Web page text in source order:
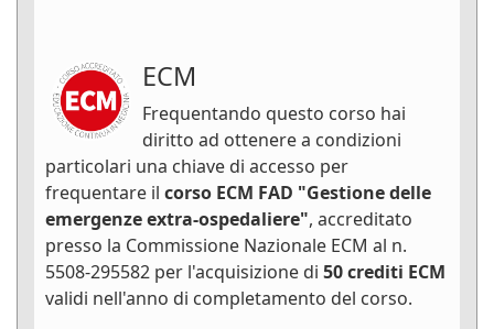
ECM
Frequentando questo corso hai
diritto ad ottenere a condizioni
particolari una chiave di accesso per
frequentare il corso ECM FAD "Gestione delle
emergenze extra-ospedaliere", accreditato
presso la Commissione Nazionale ECM al n.
5508-295582 per l'acquisizione di 50 crediti ECM
validi nell'anno di completamento del corso.